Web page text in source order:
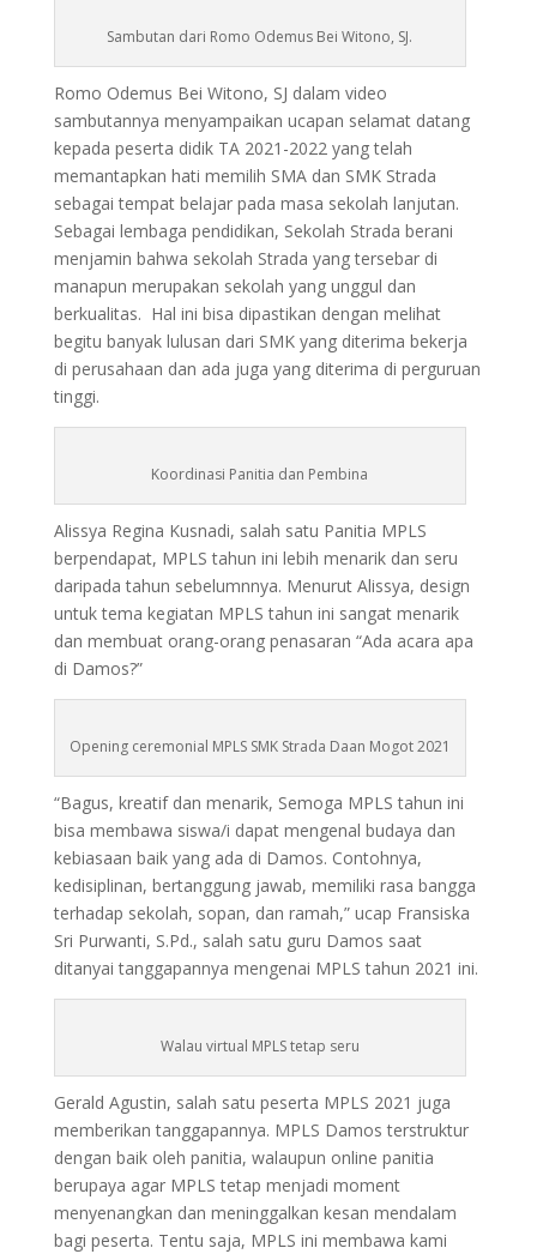
Sambutan dari Romo Odemus Bei Witono, SJ.
Romo Odemus Bei Witono, SJ dalam video
sambutannya menyampaikan ucapan selamat datang
kepada peserta didik TA 2021-2022 yang telah
memantapkan hati memilih SMA dan SMK Strada
sebagai tempat belajar pada masa sekolah lanjutan.
Sebagai lembaga pendidikan, Sekolah Strada berani
menjamin bahwa sekolah Strada yang tersebar di
manapun merupakan sekolah yang unggul dan
berkualitas. Hal ini bisa dipastikan dengan melihat
begitu banyak lulusan dari SMK yang diterima bekerja
di perusahaan dan ada juga yang diterima di perguruan
tinggi.
Koordinasi Panitia dan Pembina
Alissya Regina Kusnadi, salah satu Panitia MPLS
berpendapat, MPLS tahun ini lebih menarik dan seru
daripada tahun sebelumnnya. Menurut Alissya, design
untuk tema kegiatan MPLS tahun ini sangat menarik
dan membuat orang-orang penasaran “Ada acara apa
di Damos?”
Opening ceremonial MPLS SMK Strada Daan Mogot 2021
“Bagus, kreatif dan menarik, Semoga MPLS tahun ini
bisa membawa siswa/i dapat mengenal budaya dan
kebiasaan baik yang ada di Damos. Contohnya,
kedisiplinan, bertanggung jawab, memiliki rasa bangga
terhadap sekolah, sopan, dan ramah,” ucap Fransiska
Sri Purwanti, S.Pd., salah satu guru Damos saat
ditanyai tanggapannya mengenai MPLS tahun 2021 ini.
Walau virtual MPLS tetap seru
Gerald Agustin, salah satu peserta MPLS 2021 juga
memberikan tanggapannya. MPLS Damos terstruktur
dengan baik oleh panitia, walaupun online panitia
berupaya agar MPLS tetap menjadi moment
menyenangkan dan meninggalkan kesan mendalam
bagi peserta. Tentu saja, MPLS ini membawa kami